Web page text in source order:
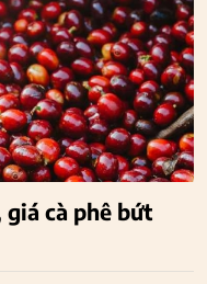
giá cà phê bứt